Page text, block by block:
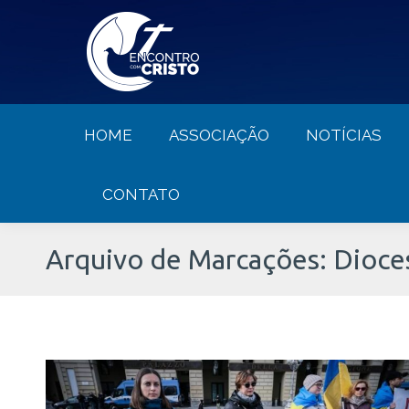
HOME ASSOCIAÇÃO NOTÍCIAS
CONTATO
Arquivo de Marcações:
HOME